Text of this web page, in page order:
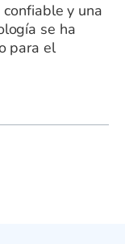
confiable y una
se ha
para el